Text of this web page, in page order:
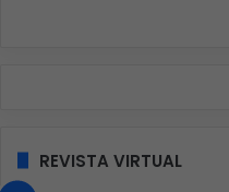
REVISTA VIRTUAL